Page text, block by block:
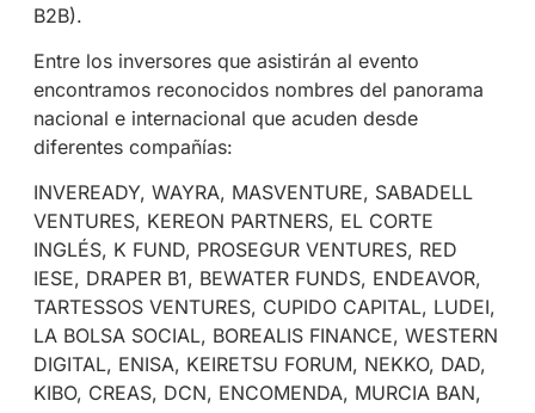
B2B).
Entre los inversores que asistirán al evento
encontramos reconocidos nombres del panorama
nacional e internacional que acuden desde
diferentes compañías:
INVEREADY, WAYRA, MASVENTURE, SABADELL
VENTURES, KEREON PARTNERS, EL CORTE
INGLÉS, K FUND, PROSEGUR VENTURES, RED
IESE, DRAPER B1, BEWATER FUNDS, ENDEAVOR,
TARTESSOS VENTURES, CUPIDO CAPITAL, LUDEI,
LA BOLSA SOCIAL, BOREALIS FINANCE, WESTERN
DIGITAL, ENISA, KEIRETSU FORUM, NEKKO, DAD,
KIBO, CREAS, DCN, ENCOMENDA, MURCIA BAN,